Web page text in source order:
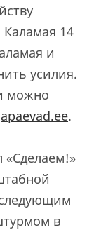
14
и
усилия.
можно
.
«Сделаем!»
в